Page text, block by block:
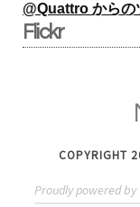
@Quattro からの
Flickr
COPYRIGHT
Proudly powered by